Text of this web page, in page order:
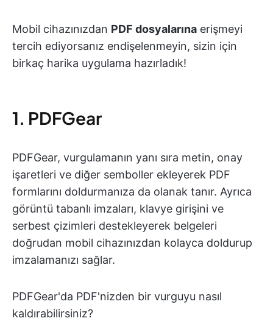
Mobil cihazınızdan PDF dosyalarına erişmeyi
tercih ediyorsanız endişelenmeyin, sizin için
birkaç harika uygulama hazırladık!
1. PDFGear
PDFGear, vurgulamanın yanı sıra metin, onay
işaretleri ve diğer semboller ekleyerek PDF
formlarını doldurmanıza da olanak tanır. Ayrıca
görüntü tabanlı imzaları, klavye girişini ve
serbest çizimleri destekleyerek belgeleri
doğrudan mobil cihazınızdan kolayca doldurup
imzalamanızı sağlar.
PDFGear'da PDF'nizden bir vurguyu nasıl
kaldırabilirsiniz?